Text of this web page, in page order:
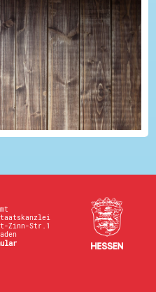
lebendigen
höheren
bei. Sie bringen ihre
Engagement ein und ü...
Zinn-Str.1